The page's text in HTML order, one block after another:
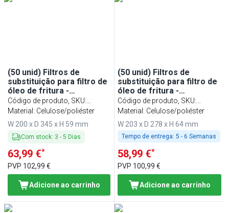
(50 unid) Filtros de
substituição para filtro de
óleo de fritura -
compatível com GFR80B &
GFR80E
Código de produto, SKU:
FGFR80
Material: Celulose/poliéster
W 200 x D 345 x H 59 mm
Com stock: 3 - 5 Dias
63,99 €*
PVP 102,99 €
Adicione ao carrinho
(50 unid) Filtros de
substituição para filtro de
óleo de fritura -
compatível com GFR50B &
GFR50E
Código de produto, SKU:
FGFR50
Material: Celulose/poliéster
W 203 x D 278 x H 64 mm
Tempo de entrega: 5 - 6 Semanas
58,99 €*
PVP 100,99 €
Adicione ao carrinho